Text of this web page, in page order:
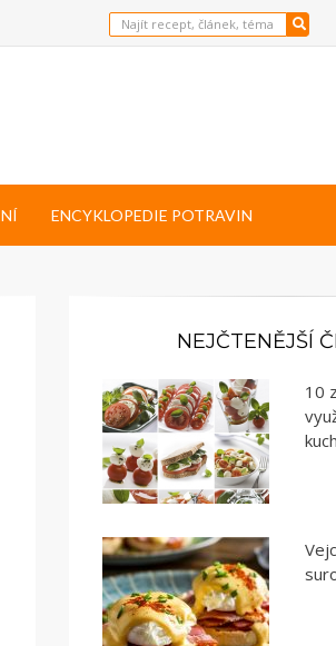
ENCYKLOPEDIE POTRAVIN
NEJČTENĚJŠÍ
10